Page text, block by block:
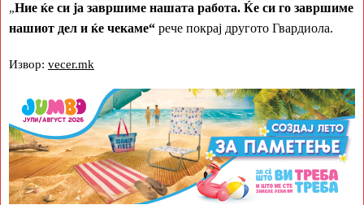
„Ние ќе си ја завршиме нашата работа. Ќе си го завршиме
нашиот дел и ќе чекаме“ рече покрај другото Гвардиола.
Извор: vecer.mk